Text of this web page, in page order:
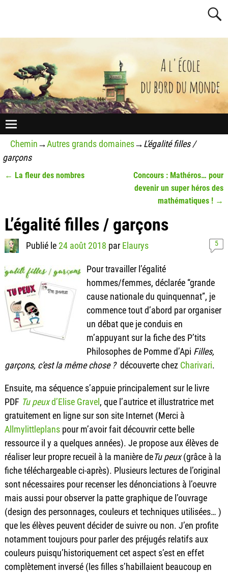
Chemin→Autres grands domaines→L’égalité filles /
garçons
← La fleur des nombres
Concours : Mathéros… pour
devenir un super héros des
mathématiques ! →
L’égalité filles / garçons
Publié le 24 août 2018 par Elaurys 5
Pour travailler l’égalité
hommes/femmes, déclarée “grande
cause nationale du quinquennat”, je
commence tout d’abord par organiser
un débat que je conduis en
m’appuyant sur la fiche des P’tits
Philosophes de Pomme d’Api Filles,
garçons, c’est la même chose ?découverte chez Charivari.
Ensuite, ma séquence s’appuie principalement sur le livre
PDF Tu peuxd’Elise Gravel, que l’autrice et illustratrice met
gratuitement en ligne sur son site Internet (Merci à
Allmylittleplanspour m’avoir fait découvrir cette belle
ressource il y a quelques années). Je propose aux élèves de
réaliser leur propre recueil à la manière deTu peux(grâce à la
fiche téléchargeable ci-après). Plusieurs lectures de l’original
sont nécessaires pour recenser les dénonciations à l’oeuvre
mais aussi pour observer la patte graphique de l’ouvrage
(design des personnages, couleurs et techniques utilisées… )
que les élèves peuvent décider de suivre ou non. J’en profite
notamment toujours pour parler des préjugés relatifs aux
couleurs puisqu’historiquement cet aspect s’est en effet
complètement inversé (les filles s’habillaient beaucoup en